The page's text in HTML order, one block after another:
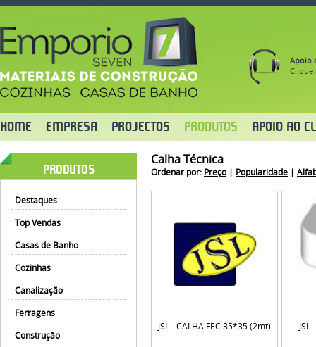
Apoio
Clique
HOME EMPRESA PROJECTOS PRODUTOS APOIO AO
PRODUTOS
Destaques
Top Vendas
Casas de Banho
Cozinhas
Canalização
Ferragens
Construção
Calha Técnica
Ordenar por: Preço | Popularidade |
JSL - CALHA FEC 35*35 (2mt) JSL